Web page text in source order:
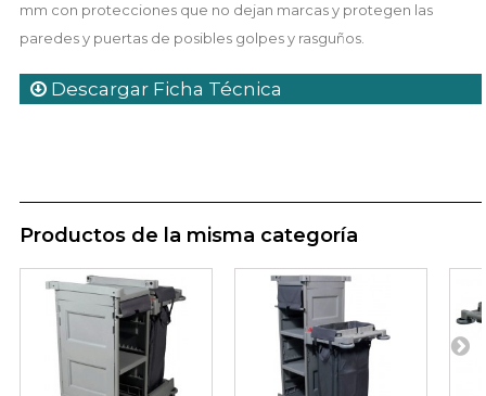
mm con protecciones que no dejan marcas y protegen las
paredes y puertas de posibles golpes y rasguños.
Descargar Ficha Técnica
Productos de la misma categoría